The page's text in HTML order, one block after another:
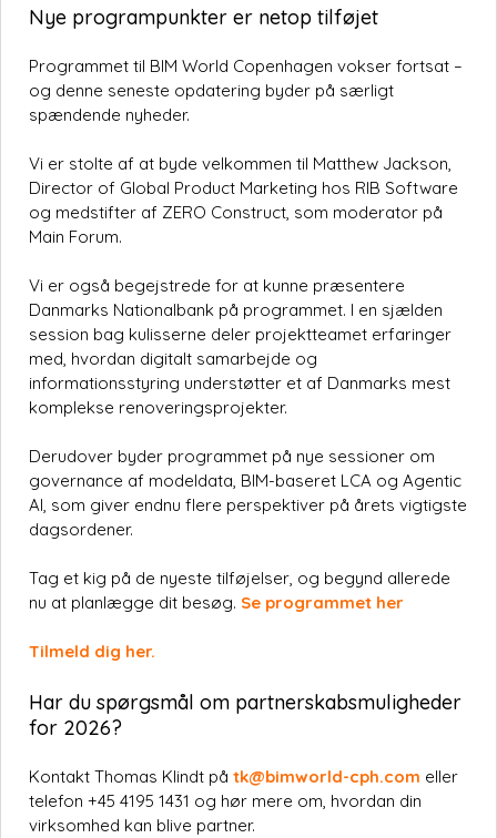
Nye programpunkter er netop tilføjet
Programmet til BIM World Copenhagen vokser fortsat –
og denne seneste opdatering byder på særligt
spændende nyheder.
Vi er stolte af at byde velkommen til Matthew Jackson,
Director of Global Product Marketing hos RIB Software
og medstifter af ZERO Construct, som moderator på
Main Forum.
Vi er også begejstrede for at kunne præsentere
Danmarks Nationalbank på programmet. I en sjælden
session bag kulisserne deler projektteamet erfaringer
med, hvordan digitalt samarbejde og
informationsstyring understøtter et af Danmarks mest
komplekse renoveringsprojekter.
Derudover byder programmet på nye sessioner om
governance af modeldata, BIM-baseret LCA og Agentic
AI, som giver endnu flere perspektiver på årets vigtigste
dagsordener.
Tag et kig på de nyeste tilføjelser, og begynd allerede
nu at planlægge dit besøg. Se programmet her
Tilmeld dig her.
Har du spørgsmål om partnerskabsmuligheder
for 2026?
Kontakt Thomas Klindt på tk@bimworld-cph.com eller
telefon +45 4195 1431 og hør mere om, hvordan din
virksomhed kan blive partner.